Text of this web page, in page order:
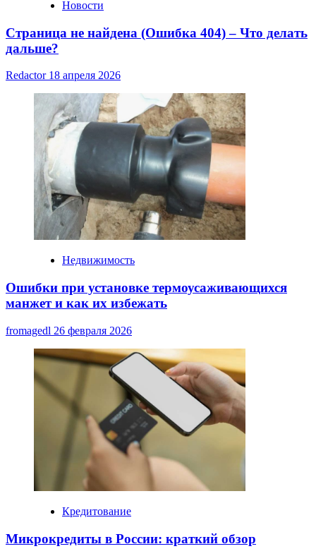
Новости
Страница не найдена (Ошибка 404) – Что делать
дальше?
Redactor 18 апреля 2026
Недвижимость
Ошибки при установке термоусаживающихся
манжет и как их избежать
fromagedl 26 февраля 2026
Кредитование
Микрокредиты в России: краткий обзор